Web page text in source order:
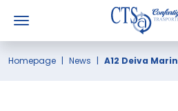
Homepage News A12 Deiva Marina-Sestri Levante. Lavori